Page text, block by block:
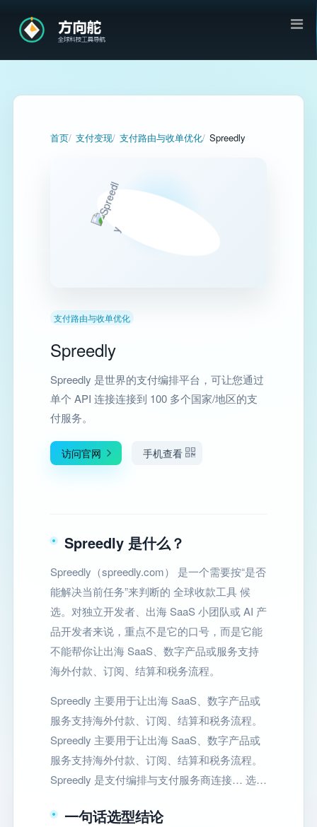
首页 支付变现 支付路由与收单优化 Spreedly
支付路由与收单优化
Spreedly
Spreedly 是世界的支付编排平台，可让您通过
单个 API 连接连接到 100 多个国家/地区的支
付服务。
访问官网 手机查看
Spreedly 是什么？
Spreedly（spreedly.com） 是一个需要按“是否
能解决当前任务”来判断的 全球收款工具 候
选。对独立开发者、出海 SaaS 小团队或 AI 产
品开发者来说，重点不是它的口号，而是它能
不能帮你让出海 SaaS、数字产品或服务支持
海外付款、订阅、结算和税务流程。
Spreedly 主要用于让出海 SaaS、数字产品或
服务支持海外付款、订阅、结算和税务流程。
Spreedly 主要用于让出海 SaaS、数字产品或
服务支持海外付款、订阅、结算和税务流程。
Spreedly 是支付编排与支付服务商连接… 选…
一句话选型结论